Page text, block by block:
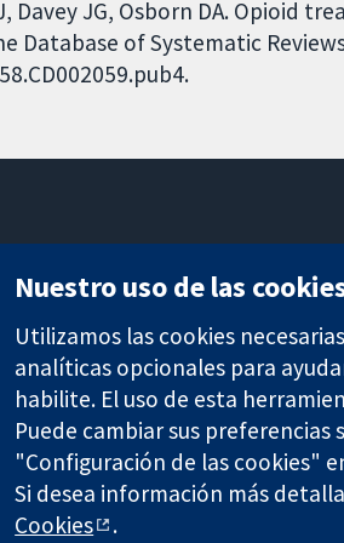
Davey JG, Osborn DA. Opioid
Database of Systematic
a charity (no. 1045921) and a
Nuestro uso de las
Utilizamos las cookies
analíticas opcionales para
habilite. El uso de esta
Puede cambiar sus
"Configuración de las cookies"
Si desea información más
Cookies
.